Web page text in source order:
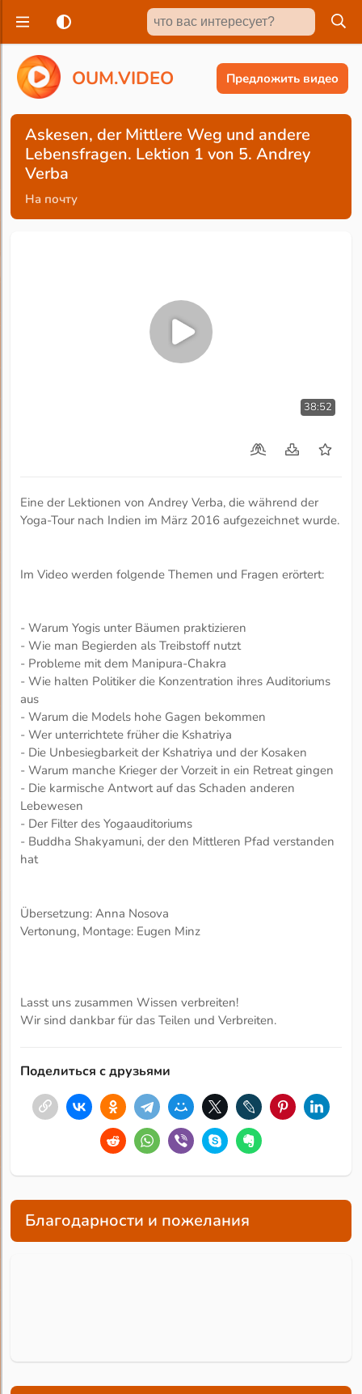
OUM.VIDEO Предложить видео
Askesen, der Mittlere Weg und andere
Lebensfragen. Lektion 1 von 5. Andrey
Verba
На почту
38:52
Eine der Lektionen von Andrey Verba, die während der
Yoga-Tour nach Indien im März 2016 aufgezeichnet wurde.
Im Video werden folgende Themen und Fragen erörtert:
- Warum Yogis unter Bäumen praktizieren
- Wie man Begierden als Treibstoff nutzt
- Probleme mit dem Manipura-Chakra
- Wie halten Politiker die Konzentration ihres Auditoriums
aus
- Warum die Models hohe Gagen bekommen
- Wer unterrichtete früher die Kshatriya
- Die Unbesiegbarkeit der Kshatriya und der Kosaken
- Warum manche Krieger der Vorzeit in ein Retreat gingen
- Die karmische Antwort auf das Schaden anderen
Lebewesen
- Der Filter des Yogaauditoriums
- Buddha Shakyamuni, der den Mittleren Pfad verstanden
hat
Übersetzung: Anna Nosova
Vertonung, Montage: Eugen Minz
Lasst uns zusammen Wissen verbreiten!
Wir sind dankbar für das Teilen und Verbreiten.
Поделиться с друзьями
Благодарности и пожелания